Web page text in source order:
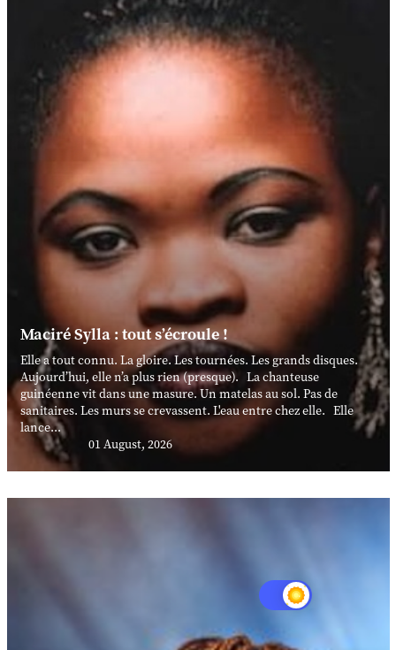
Maciré Sylla : tout s’écroule !
Elle a tout connu. La gloire. Les tournées. Les grands disques.
Aujourd’hui, elle n’a plus rien (presque). La chanteuse
guinéenne vit dans une masure. Un matelas au sol. Pas de
sanitaires. Les murs se crevassent. L'eau entre chez elle. Elle
lance...
01 August, 2026